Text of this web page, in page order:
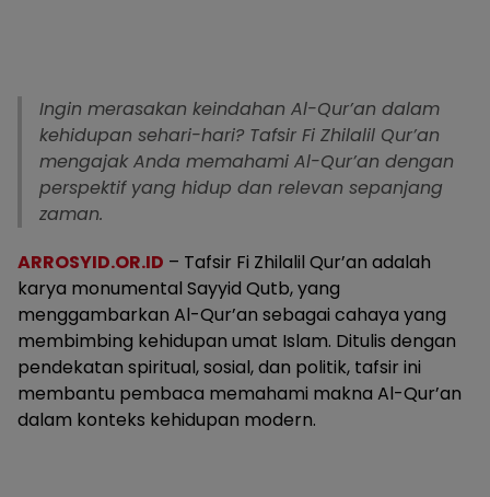
Ingin merasakan keindahan Al-Qur’an dalam
kehidupan sehari-hari? Tafsir Fi Zhilalil Qur’an
mengajak Anda memahami Al-Qur’an dengan
perspektif yang hidup dan relevan sepanjang
zaman.
ARROSYID.OR.ID – Tafsir Fi Zhilalil Qur’an adalah
karya monumental Sayyid Qutb, yang
menggambarkan Al-Qur’an sebagai cahaya yang
membimbing kehidupan umat Islam. Ditulis dengan
pendekatan spiritual, sosial, dan politik, tafsir ini
membantu pembaca memahami makna Al-Qur’an
dalam konteks kehidupan modern.